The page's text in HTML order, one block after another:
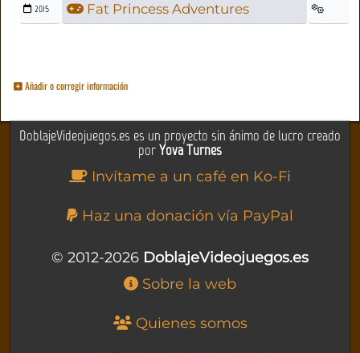
2015 Fat Princess Adventures
Añadir o corregir información
DoblajeVideojuegos.es es un proyecto sin ánimo de lucro creado
porYova Turnes
Invítame a un café en Ko-Fi
Haz una donación vía PayPal
© 2012-2026 DoblajeVideojuegos.es
Sobre la web
Quienes somos